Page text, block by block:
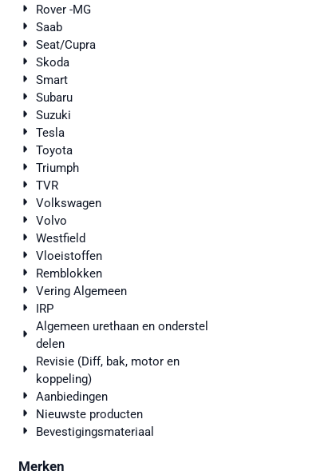
Rover -MG
Saab
Seat/Cupra
Skoda
Smart
Subaru
Suzuki
Tesla
Toyota
Triumph
TVR
Volkswagen
Volvo
Westfield
Vloeistoffen
Remblokken
Vering Algemeen
IRP
Algemeen urethaan en onderstel
delen
Revisie (Diff, bak, motor en
koppeling)
Aanbiedingen
Nieuwste producten
Bevestigingsmateriaal
Merken